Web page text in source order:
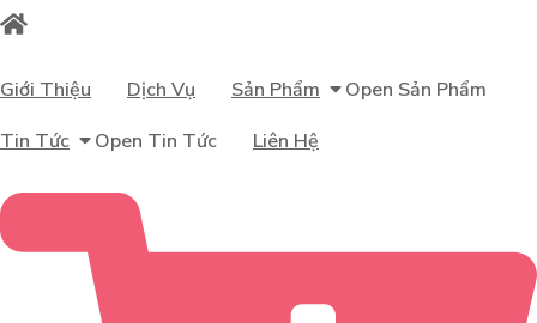
Giới Thiệu Dịch Vụ Sản Phẩm
Open Sản Phẩm
Tin Tức
Open Tin Tức Liên Hệ